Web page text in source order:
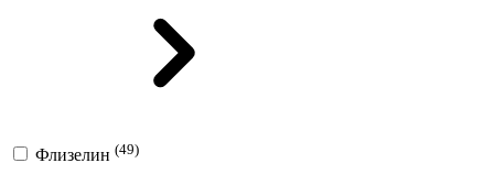
Флизелин (49)